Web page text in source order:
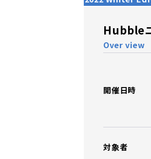
Hubble
Over view
開催日時
対象者